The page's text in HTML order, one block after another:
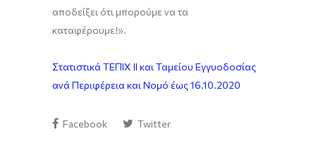
αποδείξει ότι μπορούμε να τα
καταφέρουμε!».
Στατιστικά ΤΕΠΙΧ ΙΙ και Ταμείου Εγγυοδοσίας
ανά Περιφέρεια και Νομό έως 16.10.2020
Facebook Twitter